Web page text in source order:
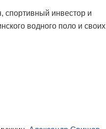
спортивный инвестор и
водного поло и своих